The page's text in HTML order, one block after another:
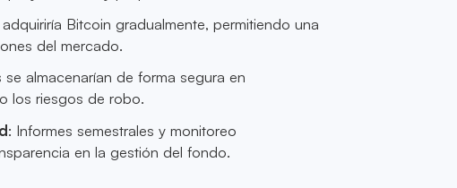
Bitcoin gradualmente, permitiendo una
del mercado.
se almacenarían de forma segura en
los riesgos de robo.
: Informes semestrales y monitoreo
en la gestión del fondo.